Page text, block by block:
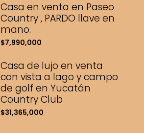
Casa en venta en Paseo
Country , PARDO llave en
mano.
$7,990,000
Casa de lujo en venta
con vista a lago y campo
de golf en Yucatán
Country Club
$31,365,000